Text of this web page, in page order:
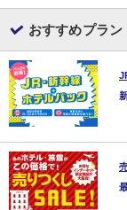
おすすめプラン